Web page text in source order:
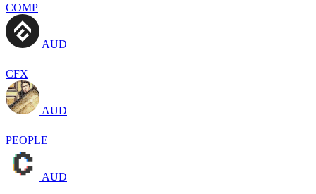
COMP
AUD
CFX
AUD
PEOPLE
AUD